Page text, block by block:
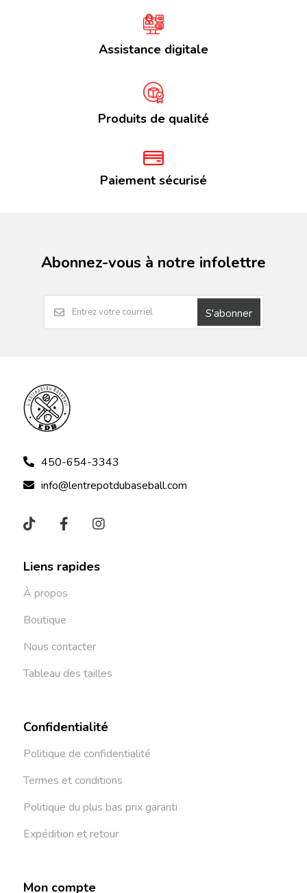
Assistance digitale
Produits de qualité
Paiement sécurisé
Abonnez-vous à notre infolettre
S'abonner
450-654-3343
info@lentrepotdubaseball.com
Liens rapides
À propos
Boutique
Nous contacter
Tableau des tailles
Confidentialité
Politique de confidentialité
Termes et conditions
Politique du plus bas prix garanti
Expédition et retour
Mon compte